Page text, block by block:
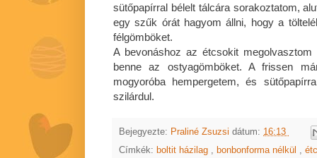
sütőpapírral bélelt tálcára sorakoztatom,
egy szűk órát hagyom állni, hogy a
félgömböket.
A bevonáshoz az étcsokit
benne az ostyagömböket. A frissen
mogyoróba hempergetem, és
szilárdul.
Bejegyezte: Praliné Zsuzsi dátum: 16:13
Címkék: boltit házilag bonbonforma nélkül